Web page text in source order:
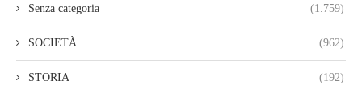
Senza categoria (1.759)
SOCIETÀ (962)
STORIA (192)